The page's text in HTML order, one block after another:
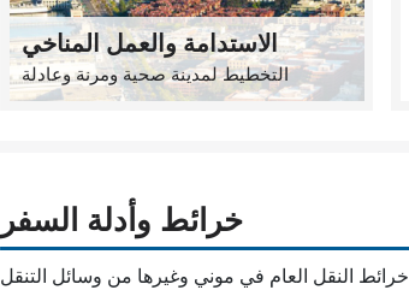
الاستدامة والعمل المناخي
التخطيط لمدينة صحية ومرنة وعادلة
خرائط وأدلة السفر
خرائط النقل العام في موني وغيرها من وسائل التنقل